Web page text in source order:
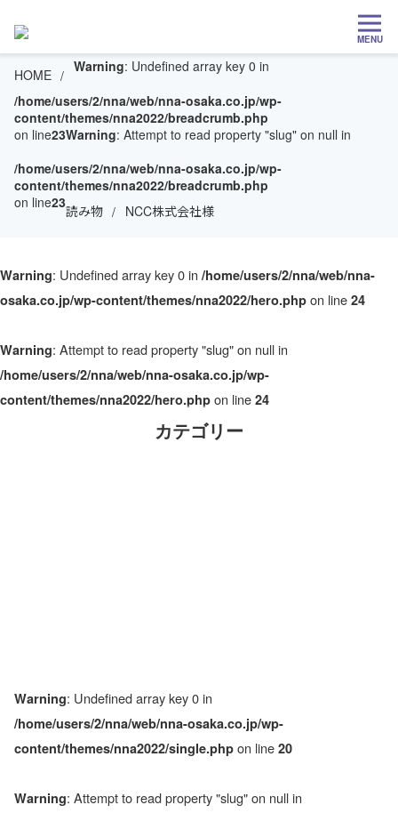
MENU
HOME Warning: Undefined array key 0 in
/home/users/2/nna/web/nna-osaka.co.jp/wp-
content/themes/nna2022/breadcrumb.php
on line23Warning: Attempt to read property "slug" on null in
/home/users/2/nna/web/nna-osaka.co.jp/wp-
content/themes/nna2022/breadcrumb.php
on line23読み物 NCC株式会社様
Warning: Undefined array key 0 in /home/users/2/nna/web/nna-
osaka.co.jp/wp-content/themes/nna2022/hero.php on line 24
Warning: Attempt to read property "slug" on null in
/home/users/2/nna/web/nna-osaka.co.jp/wp-
content/themes/nna2022/hero.php on line 24
カテゴリー
Warning: Undefined array key 0 in
/home/users/2/nna/web/nna-osaka.co.jp/wp-
content/themes/nna2022/single.php on line 20
Warning: Attempt to read property "slug" on null in